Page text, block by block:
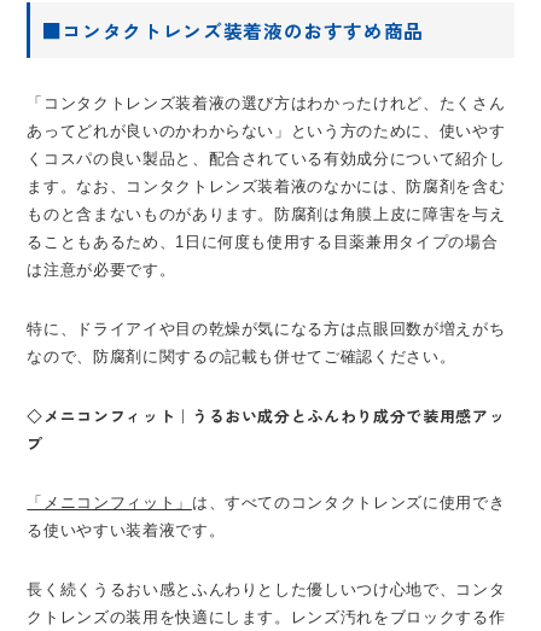
■コンタクトレンズ装着液のおすすめ商品
「コンタクトレンズ装着液の選び方はわかったけれど、たくさん
あってどれが良いのかわからない」という方のために、使いやす
くコスパの良い製品と、配合されている有効成分について紹介し
ます。なお、コンタクトレンズ装着液のなかには、防腐剤を含む
ものと含まないものがあります。防腐剤は角膜上皮に障害を与え
ることもあるため、1日に何度も使用する目薬兼用タイプの場合
は注意が必要です。
特に、ドライアイや目の乾燥が気になる方は点眼回数が増えがち
なので、防腐剤に関するの記載も併せてご確認ください。
◇メニコンフィット｜うるおい成分とふんわり成分で装用感アッ
プ
「メニコンフィット」 は、すべてのコンタクトレンズに使用でき
る使いやすい装着液です。
長く続くうるおい感とふんわりとした優しいつけ心地で、コンタ
クトレンズの装用を快適にします。レンズ汚れをブロックする作